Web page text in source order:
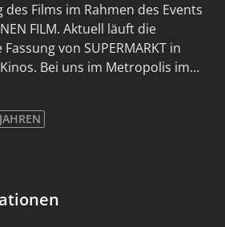
Films im Rahmen des Events
FILM. Aktuell läuft die
von SUPERMARKT in
Bei uns im Metropolis im